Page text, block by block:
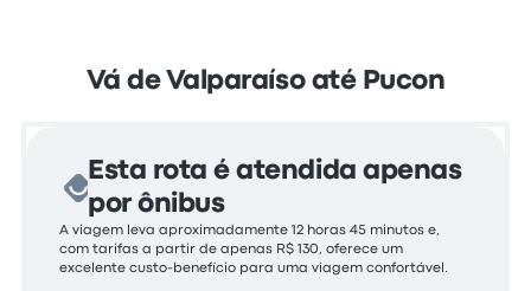
Vá de Valparaíso até Pucon
Esta rota é atendida apenas
por ônibus
A viagem leva aproximadamente 12 horas 45 minutos e,
com tarifas a partir de apenas R$ 130, oferece um
excelente custo-benefício para uma viagem confortável.